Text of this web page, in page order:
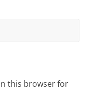
this browser for